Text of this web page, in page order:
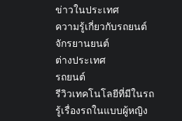
ข่าวในประเทศ
ความรู้เกี่ยวกับรถยนต์
จักรยานยนต์
ต่างประเทศ
รถยนต์
รีวิวเทคโนโลยีที่มีในรถ
รู้เรื่องรถในแบบผู้หญิง